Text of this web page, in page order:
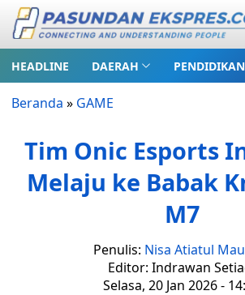
HEADLINE DAERAH PENDIDIKAN
Beranda » GAME
Tim Onic Esports
Melaju ke Babak
M7
Penulis: Nisa Atiatul
Editor: Indrawan
Selasa, 20 Jan 2026 -